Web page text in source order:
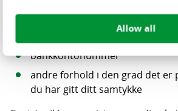
Allow all
opplysninger om tilgjengelighet,
ansettelseshistorikk og
bankkontonummer
andre forhold i den grad det er
du har gitt ditt samtykke